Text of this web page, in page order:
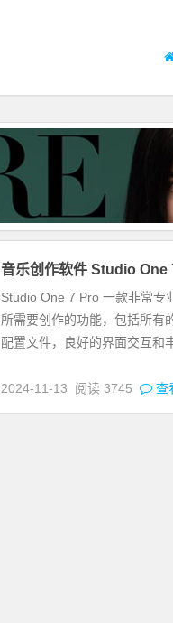
音乐创作软件 Studio One
Studio One 7 Pro 一款非常专
所需要创作的功能，包括所有
配置文件，良好的界面交互和
2024-11-13 阅读 3745 查